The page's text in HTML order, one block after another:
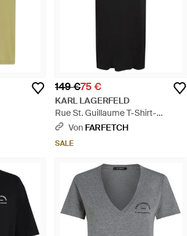
149 €75 €
KARL LAGERFELD
Rue St. Guillaume T-Shirt-
Minikleid - Schwarz
Von FARFETCH
SALE